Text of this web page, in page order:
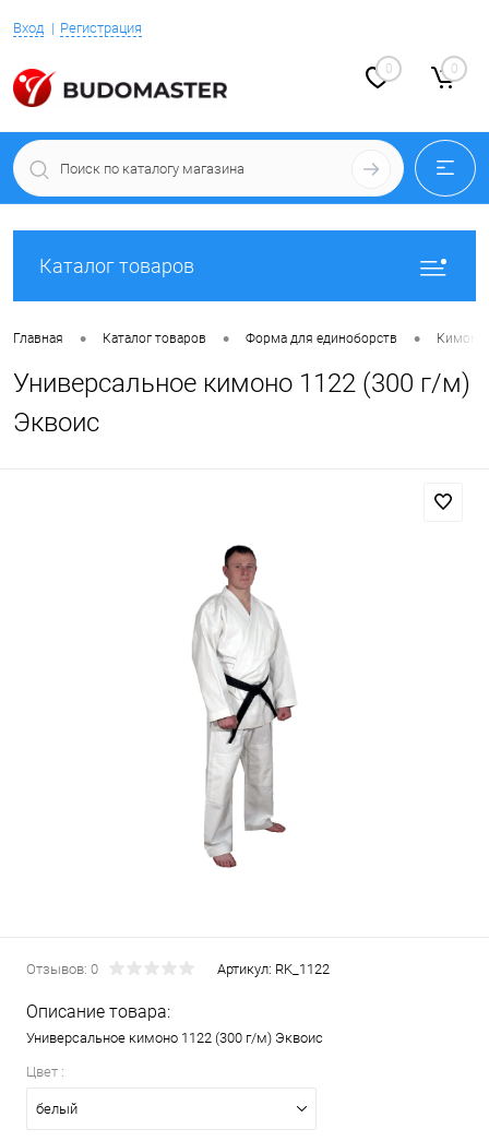
Вход Регистрация
0 0
Каталог товаров
Главная • Каталог товаров • Форма для единоборств • Кимоно
Универсальное кимоно 1122 (300 г/м)
Эквоис
Отзывов: 0 Артикул: RK_1122
Описание товара:
Универсальное кимоно 1122 (300 г/м) Эквоис
Цвет :
белый